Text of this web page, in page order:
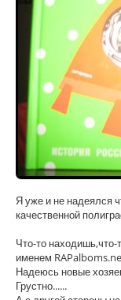
Я уже и не надеялся
качественной
Что-то находишь,что-
именем
Надеюсь новые
Грустно......